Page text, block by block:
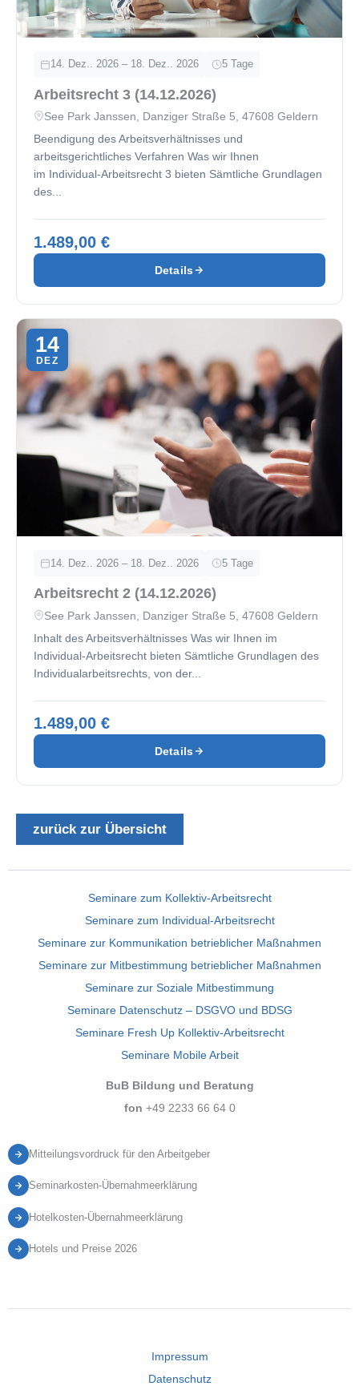
14. Dez.. 2026 – 18. Dez.. 2026 5 Tage
Arbeitsrecht 3 (14.12.2026)
See Park Janssen, Danziger Straße 5, 47608 Geldern
Beendigung des Arbeitsverhältnisses und
arbeitsgerichtliches Verfahren Was wir Ihnen
im Individual-Arbeitsrecht 3 bieten Sämtliche Grundlagen
des...
1.489,00 €
Details
14
DEZ
14. Dez.. 2026 – 18. Dez.. 2026 5 Tage
Arbeitsrecht 2 (14.12.2026)
See Park Janssen, Danziger Straße 5, 47608 Geldern
Inhalt des Arbeitsverhältnisses Was wir Ihnen im
Individual-Arbeitsrecht bieten Sämtliche Grundlagen des
Individualarbeitsrechts, von der...
1.489,00 €
Details
zurück zur Übersicht
Seminare zum Kollektiv-Arbeitsrecht
Seminare zum Individual-Arbeitsrecht
Seminare zur Kommunikation betrieblicher Maßnahmen
Seminare zur Mitbestimmung betrieblicher Maßnahmen
Seminare zur Soziale Mitbestimmung
Seminare Datenschutz – DSGVO und BDSG
Seminare Fresh Up Kollektiv-Arbeitsrecht
Seminare Mobile Arbeit
BuB Bildung und Beratung
fon +49 2233 66 64 0
Mitteilungsvordruck für den Arbeitgeber
Seminarkosten-Übernahmeerklärung
Hotelkosten-Übernahmeerklärung
Hotels und Preise 2026
Impressum
Datenschutz